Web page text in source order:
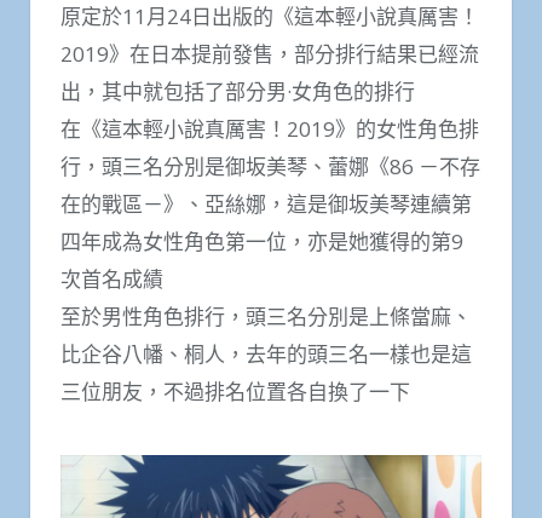
原定於11月24日出版的《這本輕小說真厲害！
2019》在日本提前發售，部分排行結果已經流
出，其中就包括了部分男·女角色的排行
在《這本輕小說真厲害！2019》的女性角色排
行，頭三名分別是御坂美琴、蕾娜《86 －不存
在的戰區－》、亞絲娜，這是御坂美琴連續第
四年成為女性角色第一位，亦是她獲得的第9
次首名成績
至於男性角色排行，頭三名分別是上條當麻、
比企谷八幡、桐人，去年的頭三名一樣也是這
三位朋友，不過排名位置各自換了一下